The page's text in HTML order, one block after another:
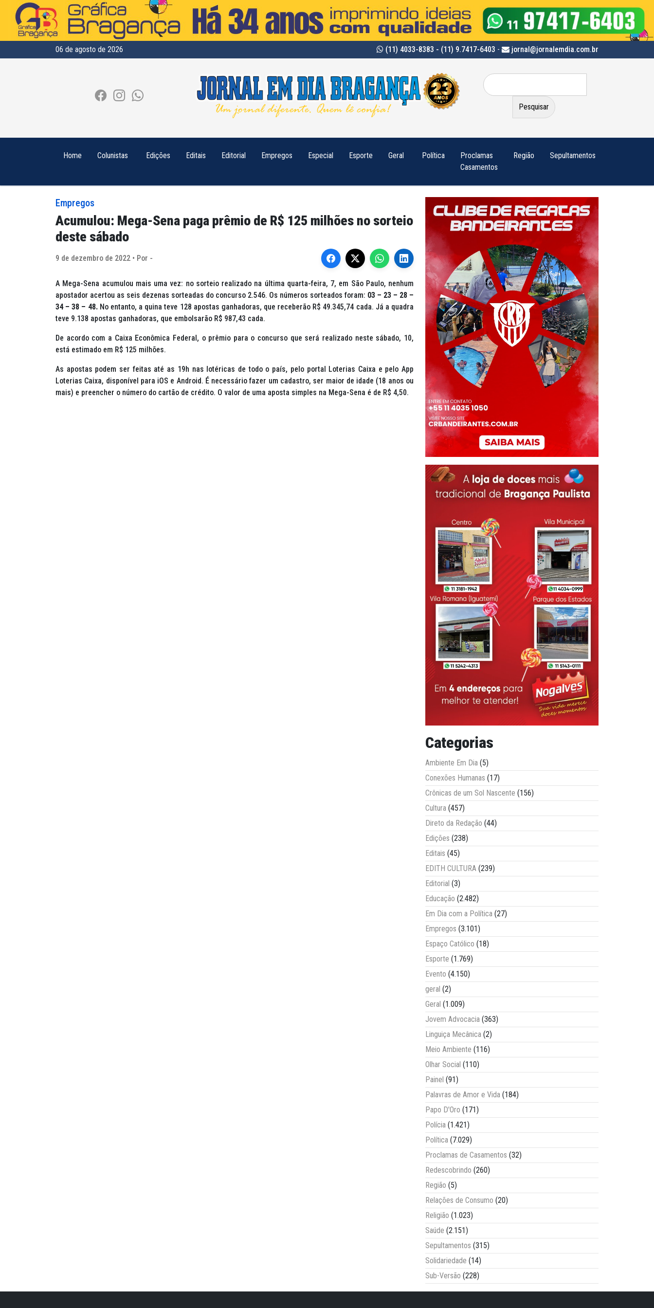
06 de agosto de 2026 (11) 4033-8383 - (11) 9.7417-6403 - jornal@jornalemdia.com.br
Pesquisar
por:
Home Colunistas Edições Editais Editorial Empregos Especial Esporte Geral Política
Proclamas
Casamentos
Região Sepultamentos
Empregos
Acumulou: Mega-Sena paga prêmio de R$ 125 milhões no sorteio
deste sábado
9 de dezembro de 2022 • Por -
A Mega-Sena acumulou mais uma vez: no sorteio realizado na última quarta-feira, 7, em São Paulo, nenhum
apostador acertou as seis dezenas sorteadas do concurso 2.546. Os números sorteados foram: 03 – 23 – 28 –
34 – 38 – 48.No entanto, a quina teve 128 apostas ganhadoras, que receberão R$ 49.345,74 cada. Já a quadra
teve 9.138 apostas ganhadoras, que embolsarão R$ 987,43 cada.
De acordo com a Caixa Econômica Federal, o prêmio para o concurso que será realizado neste sábado, 10,
está estimado em R$ 125 milhões.
As apostas podem ser feitas até as 19h nas lotéricas de todo o país, pelo portal Loterias Caixa e pelo App
Loterias Caixa, disponível para iOS e Android. É necessário fazer um cadastro, ser maior de idade (18 anos ou
mais) e preencher o número do cartão de crédito. O valor de uma aposta simples na Mega-Sena é de R$ 4,50.
Categorias
Ambiente Em Dia (5)
Conexões Humanas (17)
Crônicas de um Sol Nascente (156)
Cultura (457)
Direto da Redação (44)
Edições (238)
Editais (45)
EDITH CULTURA (239)
Editorial (3)
Educação (2.482)
Em Dia com a Política (27)
Empregos (3.101)
Espaço Católico (18)
Esporte (1.769)
Evento (4.150)
geral (2)
Geral (1.009)
Jovem Advocacia (363)
Linguiça Mecânica (2)
Meio Ambiente (116)
Olhar Social (110)
Painel (91)
Palavras de Amor e Vida (184)
Papo D'Oro (171)
Polícia (1.421)
Política (7.029)
Proclamas de Casamentos (32)
Redescobrindo (260)
Região (5)
Relações de Consumo (20)
Religião (1.023)
Saúde (2.151)
Sepultamentos (315)
Solidariedade (14)
Sub-Versão (228)